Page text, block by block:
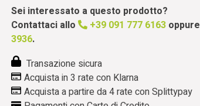
Sei interessato a questo prodotto?
Contattaci allo
+39 091 777 6163 oppure
3936.
Transazione sicura
Acquista in 3 rate con Klarna
Acquista a partire da 4 rate con Splittypay